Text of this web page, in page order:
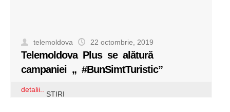
telemoldova 22 octombrie, 2019
Telemoldova Plus se alătură
campaniei „ #BunSimtTuristic”
detalii..
STIRI